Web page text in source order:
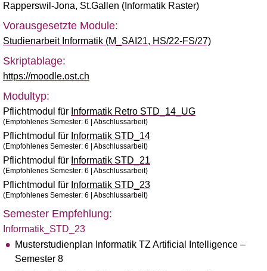
Rapperswil-Jona, St.Gallen (Informatik Raster)
Vorausgesetzte Module:
Studienarbeit Informatik (M_SAI21, HS/22-FS/27)
Skriptablage:
https://moodle.ost.ch
Modultyp:
Pflichtmodul für Informatik Retro STD_14_UG
(Empfohlenes Semester: 6 | Abschlussarbeit)
Pflichtmodul für Informatik STD_14
(Empfohlenes Semester: 6 | Abschlussarbeit)
Pflichtmodul für Informatik STD_21
(Empfohlenes Semester: 6 | Abschlussarbeit)
Pflichtmodul für Informatik STD_23
(Empfohlenes Semester: 6 | Abschlussarbeit)
Semester Empfehlung:
Informatik_STD_23
Musterstudienplan Informatik TZ Artificial Intelligence –
Semester 8